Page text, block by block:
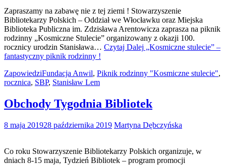
Zapraszamy na zabawę nie z tej ziemi ! Stowarzyszenie
Bibliotekarzy Polskich – Oddział we Włocławku oraz Miejska
Biblioteka Publiczna im. Zdzisława Arentowicza zaprasza na piknik
rodzinny „Kosmiczne Stulecie” organizowany z okazji 100.
rocznicy urodzin Stanisława… Czytaj Dalej „Kosmiczne stulecie” –
fantastyczny piknik rodzinny !
ZapowiedziFundacja Anwil, Piknik rodzinny "Kosmiczne stulecie",
rocznica, SBP, Stanisław Lem
Obchody Tygodnia Bibliotek
8 maja 201928 października 2019 Martyna Dębczyńska
Co roku Stowarzyszenie Bibliotekarzy Polskich organizuje, w
dniach 8-15 maja, Tydzień Bibliotek – program promocji